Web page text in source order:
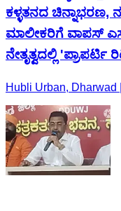
ಕಳ್ಳತನದ ಚಿನ್ನಾಭರಣ,
ಮಾಲೀಕರಿಗೆ ವಾಪಸ್
ನೇತೃತ್ವದಲ್ಲಿ
Hubli Urban, Dharwad